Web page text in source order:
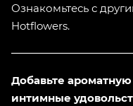
Ознакомьтесь с
Hotflowers.
Добавьте
интимные